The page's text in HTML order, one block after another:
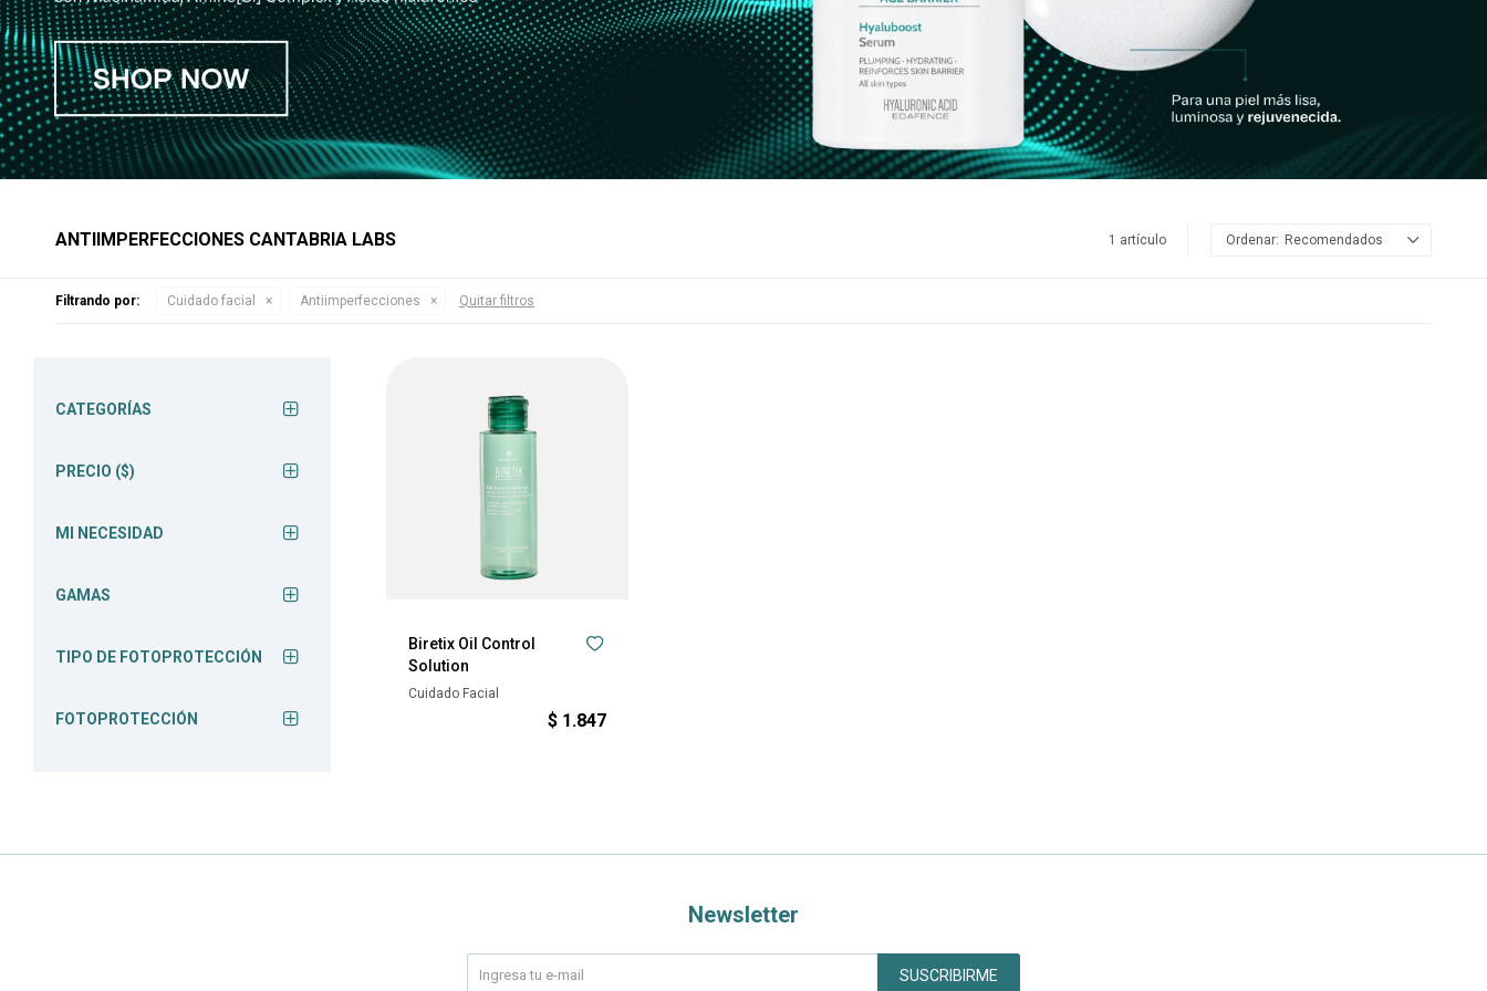
ANTIIMPERFECCIONES CANTABRIA LABS 1 artículo Recomendados
Filtrando por: Cuidado facial Antiimperfecciones Quitar filtros
Biretix Oil Control
Solution
Cuidado Facial
$ 1.847
CATEGORÍAS
PRECIO ($)
MI NECESIDAD
GAMAS
TIPO DE FOTOPROTECCIÓN
FOTOPROTECCIÓN
Newsletter
SUSCRIBIRME